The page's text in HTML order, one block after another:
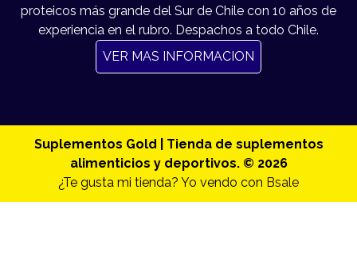
proteicos más grande del Sur de Chile con 10 años de
experiencia en el rubro. Despachos a todo Chile.
VER MAS INFORMACION
Suplementos Gold | Tienda de suplementos
alimenticios y deportivos. © 2026
¿Te gusta mi tienda? Yo vendo con Bsale